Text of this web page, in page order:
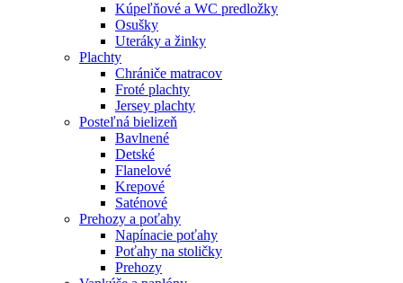
Kúpeľňové a WC predložky
Osušky
Uteráky a žinky
Plachty
Chrániče matracov
Froté plachty
Jersey plachty
Posteľná bielizeň
Bavlnené
Detské
Flanelové
Krepové
Saténové
Prehozy a poťahy
Napínacie poťahy
Poťahy na stoličky
Prehozy